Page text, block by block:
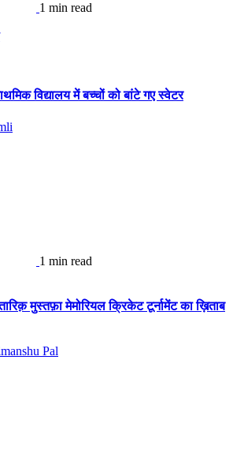
1 min read
विद्यालय में बच्चों को बांटे गए स्वेटर
1 min read
मुस्तफ़ा मेमोरियल क्रिकेट टूर्नामेंट का ख़िताब
Pal